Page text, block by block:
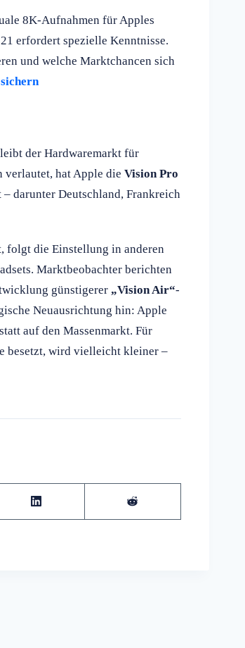
8K-Aufnahmen für Apples
erfordert spezielle Kenntnisse.
und welche Marktchancen sich
der Hardwaremarkt für
verlautet, hat Apple die Vision Pro
darunter Deutschland, Frankreich
folgt die Einstellung in anderen
Marktbeobachter berichten
günstigerer „Vision Air“-
Neuausrichtung hin: Apple
auf den Massenmarkt. Für
besetzt, wird vielleicht kleiner –